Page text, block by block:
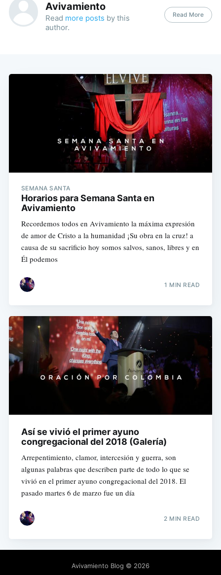
Avivamiento
Read more posts by this
author.
Read More
SEMANA SANTA
Horarios para Semana Santa en
Avivamiento
Recordemos todos en Avivamiento la máxima expresión
de amor de Cristo a la humanidad ¡Su obra en la cruz! a
causa de su sacrificio hoy somos salvos, sanos, libres y en
Él podemos
1 MIN READ
Así se vivió el primer ayuno
congregacional del 2018 (Galería)
Arrepentimiento, clamor, intercesión y guerra, son
algunas palabras que describen parte de todo lo que se
vivió en el primer ayuno congregacional del 2018. El
pasado martes 6 de marzo fue un día
2 MIN READ
Avivamiento Blog © 2026